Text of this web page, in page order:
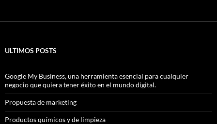
ULTIMOS POSTS
Google My Business, una herramienta esencial para cualquier
negocio que quiera tener éxito en el mundo digital.
Propuesta de marketing
Productos químicos y de limpieza